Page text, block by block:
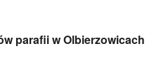
parafii w Olbierzowicach